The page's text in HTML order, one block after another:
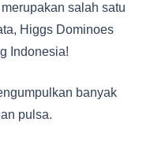
salah satu
Higgs Dominoes
Indonesia!
banyak
pulsa.